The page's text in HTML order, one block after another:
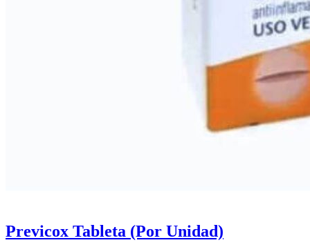
Previcox Tableta (Por Unidad)